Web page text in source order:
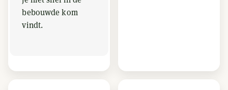
bebouwde kom
vindt.